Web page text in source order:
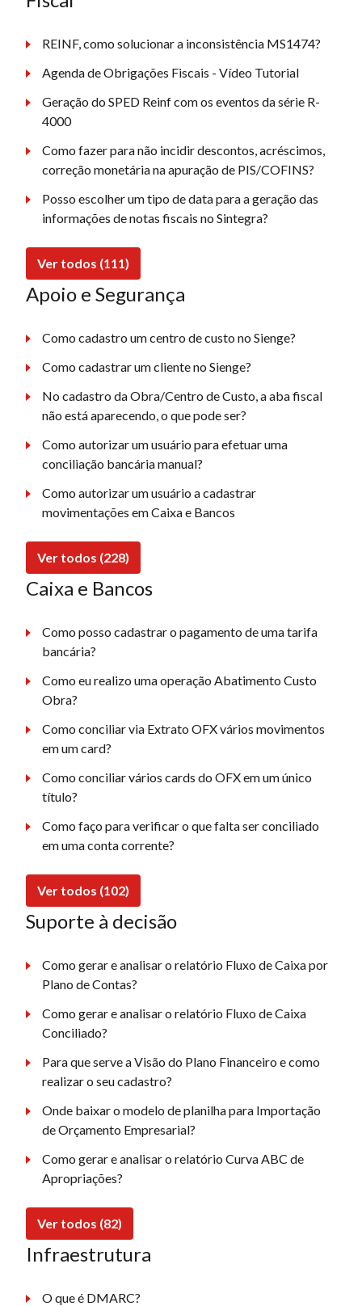
REINF, como solucionar a inconsistência MS1474?
Agenda de Obrigações Fiscais - Vídeo Tutorial
Geração do SPED Reinf com os eventos da série R-
4000
Como fazer para não incidir descontos, acréscimos,
correção monetária na apuração de PIS/COFINS?
Posso escolher um tipo de data para a geração das
informações de notas fiscais no Sintegra?
Ver todos (111)
Apoio e Segurança
Como cadastro um centro de custo no Sienge?
Como cadastrar um cliente no Sienge?
No cadastro da Obra/Centro de Custo, a aba fiscal
não está aparecendo, o que pode ser?
Como autorizar um usuário para efetuar uma
conciliação bancária manual?
Como autorizar um usuário a cadastrar
movimentações em Caixa e Bancos
Ver todos (228)
Caixa e Bancos
Como posso cadastrar o pagamento de uma tarifa
bancária?
Como eu realizo uma operação Abatimento Custo
Obra?
Como conciliar via Extrato OFX vários movimentos
em um card?
Como conciliar vários cards do OFX em um único
título?
Como faço para verificar o que falta ser conciliado
em uma conta corrente?
Ver todos (102)
Suporte à decisão
Como gerar e analisar o relatório Fluxo de Caixa por
Plano de Contas?
Como gerar e analisar o relatório Fluxo de Caixa
Conciliado?
Para que serve a Visão do Plano Financeiro e como
realizar o seu cadastro?
Onde baixar o modelo de planilha para Importação
de Orçamento Empresarial?
Como gerar e analisar o relatório Curva ABC de
Apropriações?
Ver todos (82)
Infraestrutura
O que é DMARC?